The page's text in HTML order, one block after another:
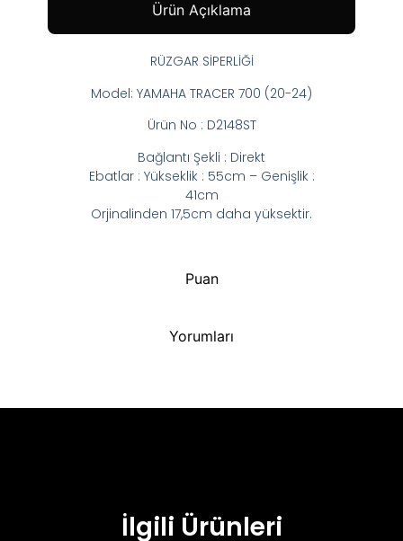
Ürün Açıklama
Puan
Yorumları
RÜZGAR SİPERLİĞİ
Model: YAMAHA TRACER 700 (20-24)
Ürün No : D2148ST
Bağlantı Şekli : Direkt
Ebatlar : Yükseklik : 55cm – Genişlik :
41cm
Orjinalinden 17,5cm daha yüksektir.
İlgili Ürünleri